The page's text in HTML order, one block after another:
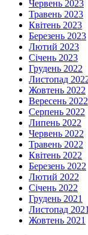
Червень 2023
Травень 2023
Квітень 2023
Березень 2023
Лютий 2023
Січень 2023
Грудень 2022
Листопад
Жовтень 2022
Вересень 2022
Серпень 2022
Липень 2022
Червень 2022
Травень 2022
Квітень 2022
Березень 2022
Лютий 2022
Січень 2022
Грудень 2021
Листопад 2021
Жовтень 2021